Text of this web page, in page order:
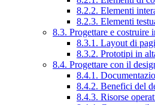
8.2.2. Elementi
8.2.3. Elementi
8.3. Progettare e costruire
8.3.1. Layout di
8.3.2. Prototipi in
8.4. Progettare con il
8.4.1.
8.4.2. Benefici del
8.4.3. Risorse